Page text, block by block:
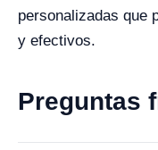
personalizadas que
y efectivos.
Preguntas